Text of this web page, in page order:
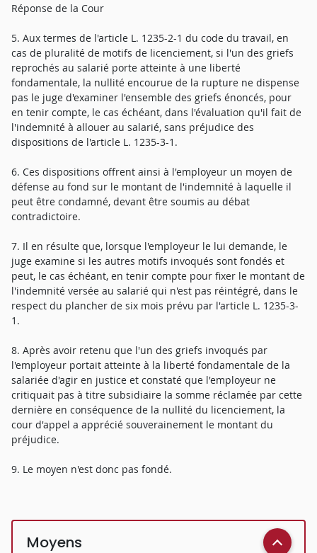
Réponse de la Cour
5. Aux termes de l'article L. 1235-2-1 du code du travail, en
cas de pluralité de motifs de licenciement, si l'un des griefs
reprochés au salarié porte atteinte à une liberté
fondamentale, la nullité encourue de la rupture ne dispense
pas le juge d'examiner l'ensemble des griefs énoncés, pour
en tenir compte, le cas échéant, dans l'évaluation qu'il fait de
l'indemnité à allouer au salarié, sans préjudice des
dispositions de l'article L. 1235-3-1.
6. Ces dispositions offrent ainsi à l'employeur un moyen de
défense au fond sur le montant de l'indemnité à laquelle il
peut être condamné, devant être soumis au débat
contradictoire.
7. Il en résulte que, lorsque l'employeur le lui demande, le
juge examine si les autres motifs invoqués sont fondés et
peut, le cas échéant, en tenir compte pour fixer le montant de
l'indemnité versée au salarié qui n'est pas réintégré, dans le
respect du plancher de six mois prévu par l'article L. 1235-3-
1.
8. Après avoir retenu que l'un des griefs invoqués par
l'employeur portait atteinte à la liberté fondamentale de la
salariée d'agir en justice et constaté que l'employeur ne
critiquait pas à titre subsidiaire la somme réclamée par cette
dernière en conséquence de la nullité du licenciement, la
cour d'appel a apprécié souverainement le montant du
préjudice.
9. Le moyen n'est donc pas fondé.
Moyens